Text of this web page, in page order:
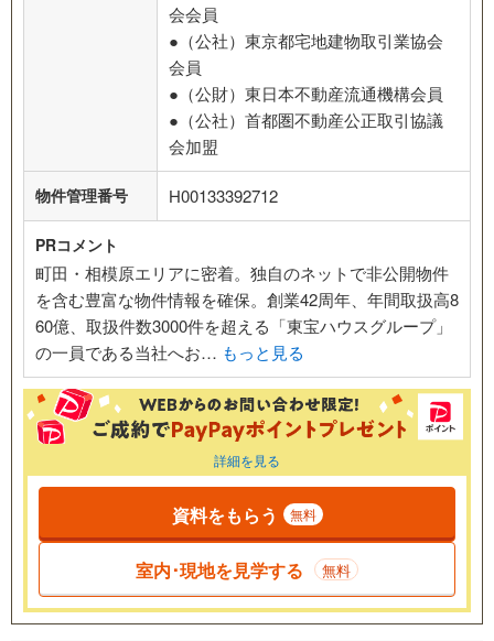
会会員
●（公社）東京都宅地建物取引業協会
会員
●（公財）東日本不動産流通機構会員
●（公社）首都圏不動産公正取引協議
会加盟
物件管理番号 H00133392712
PRコメント
町田・相模原エリアに密着。独自のネットで非公開物件
を含む豊富な物件情報を確保。創業42周年、年間取扱高8
60億、取扱件数3000件を超える「東宝ハウスグループ」
の一員である当社へお… もっと見る
詳細を見る
資料をもらう 無料
室内･現地を見学する 無料